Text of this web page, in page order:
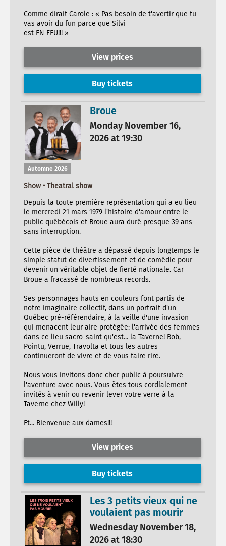
Comme dirait Carole : « Pas besoin de t'avertir que tu
vas avoir du fun parce que Silvi
est EN FEU!!! »
View prices
Buy tickets
Broue
Monday November 16,
2026 at 19:30
Automne 2026
Show • Theatral show
Depuis la toute première représentation qui a eu lieu
le mercredi 21 mars 1979 l'histoire d'amour entre le
public québécois et Broue aura duré presque 39 ans
sans interruption.
Cette pièce de théâtre a dépassé depuis longtemps le
simple statut de divertissement et de comédie pour
devenir un véritable objet de fierté nationale. Car
Broue a fracassé de nombreux records.
Ses personnages hauts en couleurs font partis de
notre imaginaire collectif, dans un portrait d'un
Québec pré-référendaire, à la veille d'une invasion
qui menacent leur aire protégée: l'arrivée des femmes
dans ce lieu sacro-saint qu'est... la Taverne! Bob,
Pointu, Verrue, Travolta et tous les autres
continueront de vivre et de vous faire rire.
Nous vous invitons donc cher public à poursuivre
l'aventure avec nous. Vous êtes tous cordialement
invités à venir ou revenir lever votre verre à la
Taverne chez Willy!
Et... Bienvenue aux dames!!!
View prices
Buy tickets
Les 3 petits vieux qui ne
voulaient pas mourir
Wednesday November 18,
2026 at 18:30